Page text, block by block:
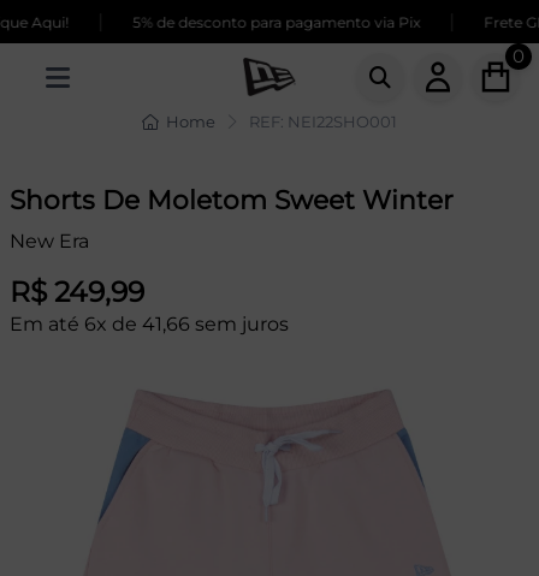
Aqui! 5% de desconto para pagamento via Pix Frete
0
Home REF: NEI22SHO001
Shorts De Moletom Sweet Winter
New Era
R$ 249,99
Em até 6x de 41,66 sem juros